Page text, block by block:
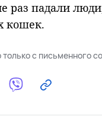
раз падали
кошек.
с письменного